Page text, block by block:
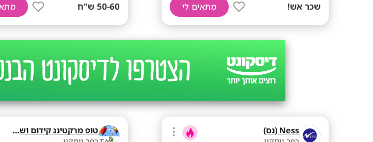
שכר אש! מתאים לי 50-60 ש"ח
Ness (נס) טופ מרקטינג קידום ושיווק בע"מ